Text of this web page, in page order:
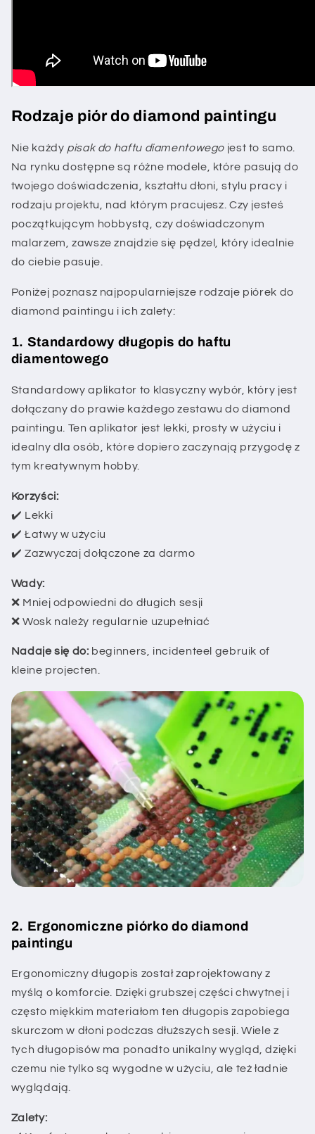
Rodzaje piór do diamond paintingu
Nie każdy pisak do haftu diamentowego jest to samo.
Na rynku dostępne są różne modele, które pasują do
twojego doświadczenia, kształtu dłoni, stylu pracy i
rodzaju projektu, nad którym pracujesz. Czy jesteś
początkującym hobbystą, czy doświadczonym
malarzem, zawsze znajdzie się pędzel, który idealnie
do ciebie pasuje.
Poniżej poznasz najpopularniejsze rodzaje piórek do
diamond paintingu i ich zalety:
1. Standardowy długopis do haftu
diamentowego
Standardowy aplikator to klasyczny wybór, który jest
dołączany do prawie każdego zestawu do diamond
paintingu. Ten aplikator jest lekki, prosty w użyciu i
idealny dla osób, które dopiero zaczynają przygodę z
tym kreatywnym hobby.
Korzyści:
✔️ Lekki
✔️ Łatwy w użyciu
✔️ Zazwyczaj dołączone za darmo
Wady:
❌ Mniej odpowiedni do długich sesji
❌ Wosk należy regularnie uzupełniać
Nadaje się do: beginners, incidenteel gebruik of
kleine projecten.
2. Ergonomiczne piórko do diamond
paintingu
Ergonomiczny długopis został zaprojektowany z
myślą o komforcie. Dzięki grubszej części chwytnej i
często miękkim materiałom ten długopis zapobiega
skurczom w dłoni podczas dłuższych sesji. Wiele z
tych długopisów ma ponadto unikalny wygląd, dzięki
czemu nie tylko są wygodne w użyciu, ale też ładnie
wyglądają.
Zalety: